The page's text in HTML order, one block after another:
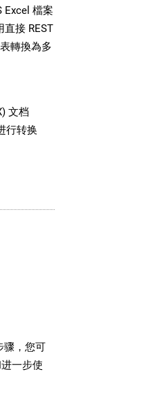
Excel 檔案
接 REST
轉換為多
文档
行转换
骤，您可
一步使